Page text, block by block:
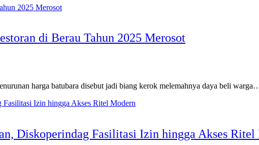
di Berau Tahun 2025 Merosot
harga batubara disebut jadi biang kerok melemahnya daya beli
Diskoperindag Fasilitasi Izin hingga Akses Ritel